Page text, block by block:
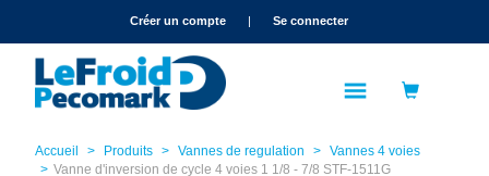
text.skipToNavigationCréer un compte | Se connecter
Accueil Produits Vannes de regulation
Vannes 4 voies
Vanne d'inversion de cycle 4 voies 1 1/8 - 7/8 STF-1511G